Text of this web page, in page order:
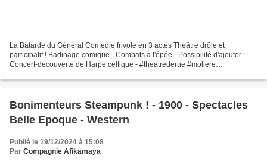
La Bâtarde du Général Comédie frivole en 3 actes Théâtre drôle et
participatif ! Badinage comique - Combats à l'épée - Possibilité d'ajouter :
Concert-découverte de Harpe celtique - #theatrederue #moliere
Bonimenteurs Steampunk ! - 1900 - Spectacles
Belle Epoque - Western
Publié le 19/12/2024 à 15:08
Par Compagnie Afikamaya